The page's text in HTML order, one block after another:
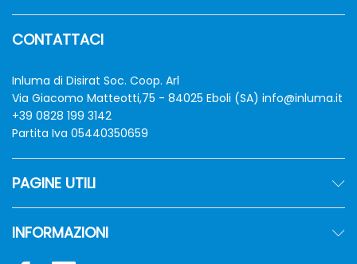
CONTATTACI
Inluma di Disirat Soc. Coop. Arl
Via Giacomo Matteotti,75 - 84025 Eboli (SA) info@inluma.it
+39 0828 199 3142
Partita Iva 05440350659
PAGINE UTILI
INFORMAZIONI